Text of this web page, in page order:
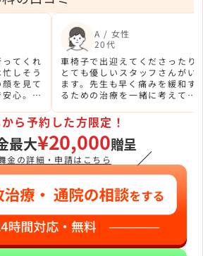
てくれ
しそう
を見て
心。今
A / 女性
20代
車椅子で出迎えてくださったり
とても優しいスタッフさんがい
ます。先生も早く痛みを緩和す
るための治療を一緒に考えてく
ハビリ施設が充実しているのも
魅力ですね。
ら予約した方限定！
最大¥20,000贈呈
金の詳細・申請はこちら ／